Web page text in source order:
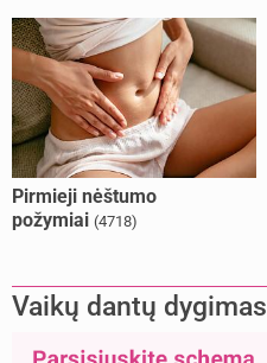
Pirmieji nėštumo
požymiai (4718)
Vaikų dantų dygimas